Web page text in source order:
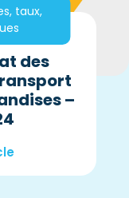
taux,
des
–